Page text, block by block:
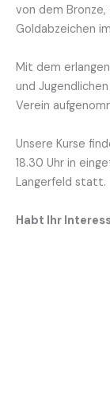
von dem
Goldabzeichen
Mit dem
und
Verein
Unsere Kurse
18.30 Uhr in
Langerfeld statt.
Habt Ihr